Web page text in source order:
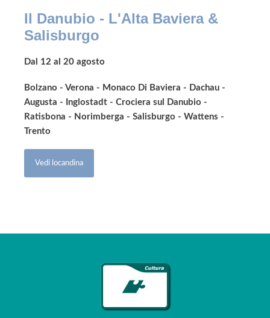
Il Danubio - L'Alta Baviera &
Salisburgo
Dal 12 al 20 agosto
Bolzano - Verona - Monaco Di Baviera - Dachau -
Augusta - Inglostadt - Crociera sul Danubio -
Ratisbona - Norimberga - Salisburgo - Wattens -
Trento
Vedi locandina